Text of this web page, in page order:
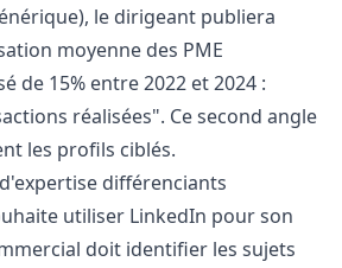
le dirigeant publiera
moyenne des PME
de 15% entre 2022 et 2024 :
réalisées". Ce second angle
les profils ciblés.
différenciants
utiliser LinkedIn pour son
doit identifier les sujets